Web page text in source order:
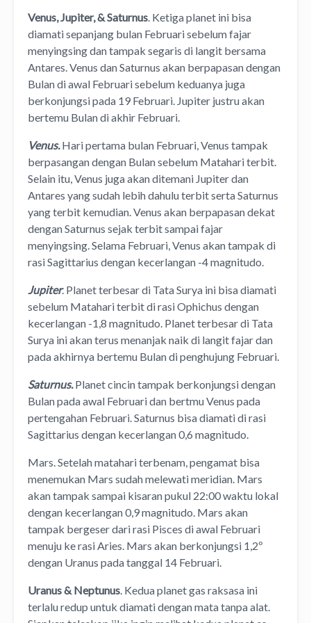
Venus, Jupiter, & Saturnus. Ketiga planet ini bisa
diamati sepanjang bulan Februari sebelum fajar
menyingsing dan tampak segaris di langit bersama
Antares. Venus dan Saturnus akan berpapasan dengan
Bulan di awal Februari sebelum keduanya juga
berkonjungsi pada 19 Februari. Jupiter justru akan
bertemu Bulan di akhir Februari.
Venus.Hari pertama bulan Februari, Venus tampak
berpasangan dengan Bulan sebelum Matahari terbit.
Selain itu, Venus juga akan ditemani Jupiter dan
Antares yang sudah lebih dahulu terbit serta Saturnus
yang terbit kemudian. Venus akan berpapasan dekat
dengan Saturnus sejak terbit sampai fajar
menyingsing. Selama Februari, Venus akan tampak di
rasi Sagittarius dengan kecerlangan -4 magnitudo.
Jupiter. Planet terbesar di Tata Surya ini bisa diamati
sebelum Matahari terbit di rasi Ophichus dengan
kecerlangan -1,8 magnitudo. Planet terbesar di Tata
Surya ini akan terus menanjak naik di langit fajar dan
pada akhirnya bertemu Bulan di penghujung Februari.
Saturnus. Planet cincin tampak berkonjungsi dengan
Bulan pada awal Februari dan bertmu Venus pada
pertengahan Februari. Saturnus bisa diamati di rasi
Sagittarius dengan kecerlangan 0,6 magnitudo.
Mars. Setelah matahari terbenam, pengamat bisa
menemukan Mars sudah melewati meridian. Mars
akan tampak sampai kisaran pukul 22:00 waktu lokal
dengan kecerlangan 0,9 magnitudo. Mars akan
tampak bergeser dari rasi Pisces di awal Februari
menuju ke rasi Aries. Mars akan berkonjungsi 1,2º
dengan Uranus pada tanggal 14 Februari.
Uranus & Neptunus. Kedua planet gas raksasa ini
terlalu redup untuk diamati dengan mata tanpa alat.